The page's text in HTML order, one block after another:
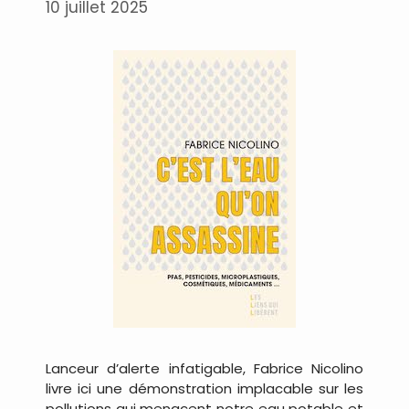
10 juillet 2025
Lanceur d’alerte infatigable, Fabrice Nicolino
livre ici une démonstration implacable sur les